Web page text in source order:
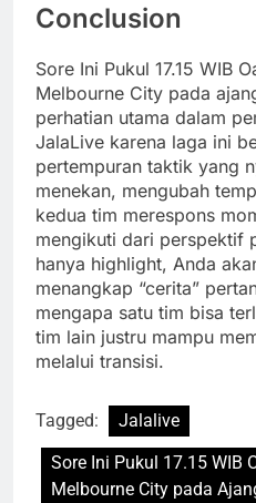
Conclusion
Sore Ini Pukul 17.15 WIB
Melbourne City pada
perhatian utama dalam
JalaLive karena laga ini
pertempuran taktik yang
menekan, mengubah
kedua tim merespons
mengikuti dari perspektif
hanya highlight, Anda
menangkap “cerita”
mengapa satu tim bisa
tim lain justru mampu
melalui transisi.
Tagged:
Jalalive
Sore Ini Pukul 17.15 WIB
Melbourne City pada